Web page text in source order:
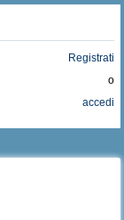
Registrati
o
accedi